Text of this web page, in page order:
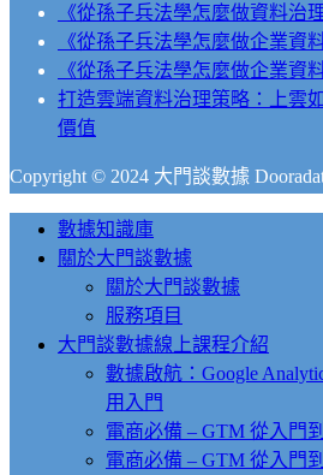
《從孫子兵法學怎麼做資料治
《從孫子兵法學怎麼做企業資
《從孫子兵法學怎麼做企業資
打造雲端資料治理策略：上雲
價值
Copyright © 2024 大門談數據
數據知識庫
關於大門談數據
關於大門談數據
服務項目
大門談數據線上課程介紹
數據啟航：Google
用入門
電商必備 – GTM 從入門
電商必備 – GTM 從入門